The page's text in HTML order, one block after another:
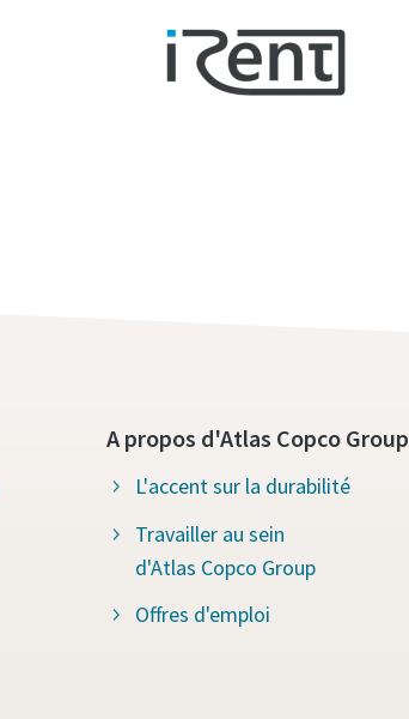
A propos d'Atlas Copco Group
L'accent sur la durabilité
Travailler au sein
d'Atlas Copco Group
Offres d'emploi